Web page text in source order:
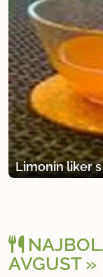
Limonin liker
AVGUST